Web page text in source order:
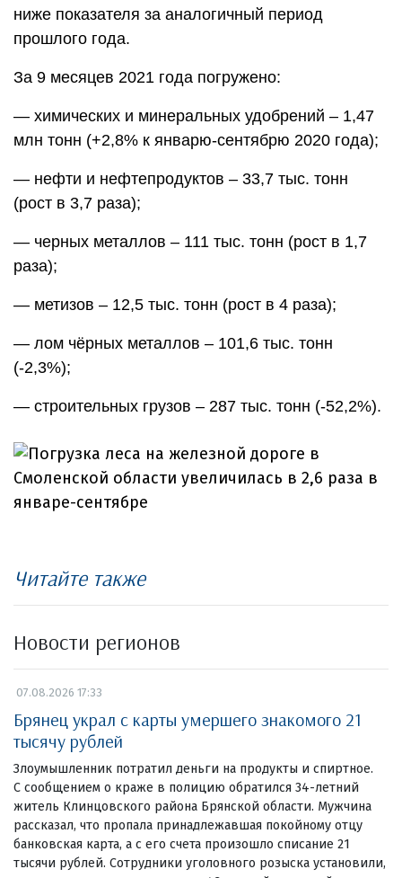
ниже показателя за аналогичный период
прошлого года.
За 9 месяцев 2021 года погружено:
— химических и минеральных удобрений – 1,47
млн тонн (+2,8% к январю-сентябрю 2020 года);
— нефти и нефтепродуктов – 33,7 тыс. тонн
(рост в 3,7 раза);
— черных металлов – 111 тыс. тонн (рост в 1,7
раза);
— метизов – 12,5 тыс. тонн (рост в 4 раза);
— лом чёрных металлов – 101,6 тыс. тонн
(-2,3%);
— строительных грузов – 287 тыс. тонн (-52,2%).
Читайте также
Новости регионов
07.08.2026 17:33
Брянец украл с карты умершего знакомого 21
тысячу рублей
Злоумышленник потратил деньги на продукты и спиртное.
С сообщением о краже в полицию обратился 34-летний
житель Клинцовского района Брянской области. Мужчина
рассказал, что пропала принадлежавшая покойному отцу
банковская карта, а с его счета произошло списание 21
тысячи рублей. Сотрудники уголовного розыска установили,